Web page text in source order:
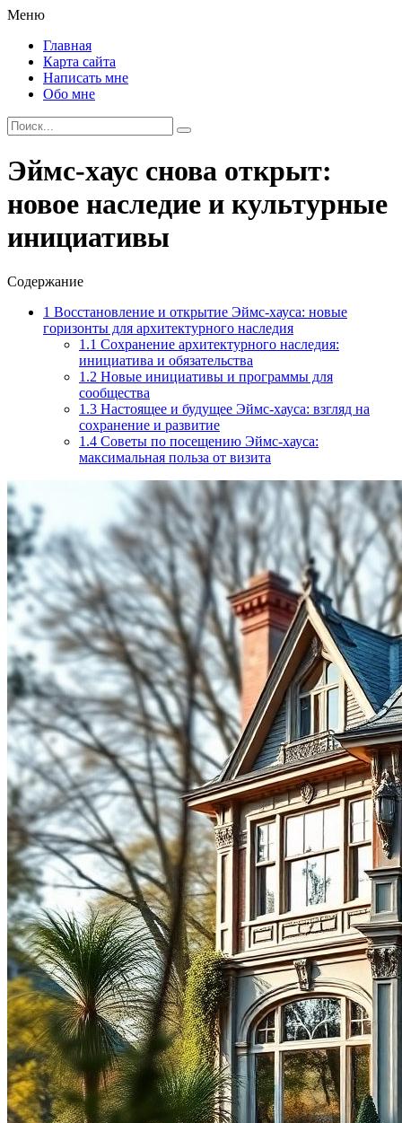
Меню
Главная
Карта сайта
Написать мне
Обо мне
Эймс-хаус снова открыт:
новое наследие и культурные
инициативы
Содержание
1 Восстановление и открытие Эймс-хауса: новые
горизонты для архитектурного наследия
1.1 Сохранение архитектурного наследия:
инициатива и обязательства
1.2 Новые инициативы и программы для
сообщества
1.3 Настоящее и будущее Эймс-хауса: взгляд на
сохранение и развитие
1.4 Советы по посещению Эймс-хауса:
максимальная польза от визита